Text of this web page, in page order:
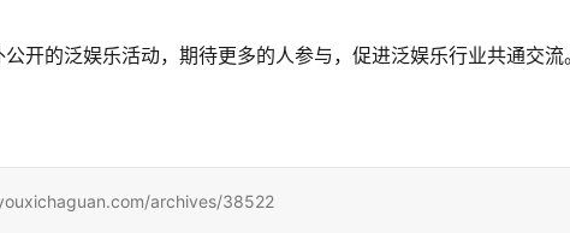
开的泛娱乐活动，期待更多的人参与，促进泛娱乐行业共通交流
archives/38522